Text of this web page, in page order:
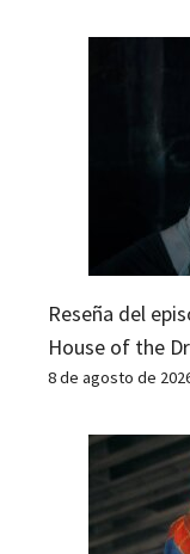
Reseña del
House of the
8 de agosto de